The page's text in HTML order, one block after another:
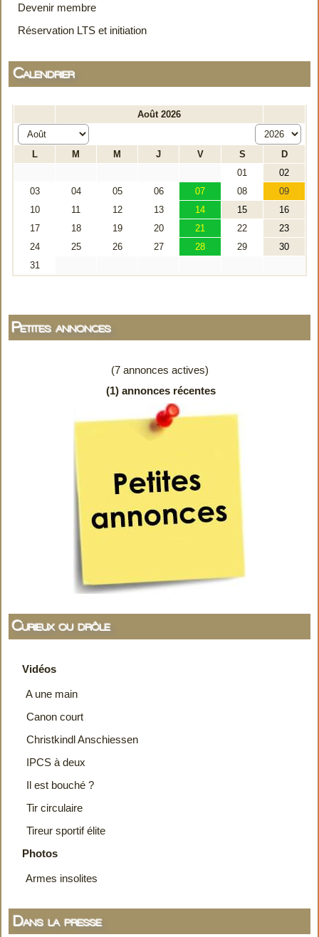
Devenir membre
Réservation LTS et initiation
Calendrier
Petites annonces
(7 annonces actives)
(1) annonces récentes
Curieux ou drôle
Vidéos
A une main
Canon court
Christkindl Anschiessen
IPCS à deux
Il est bouché ?
Tir circulaire
Tireur sportif élite
Photos
Armes insolites
Dans la presse